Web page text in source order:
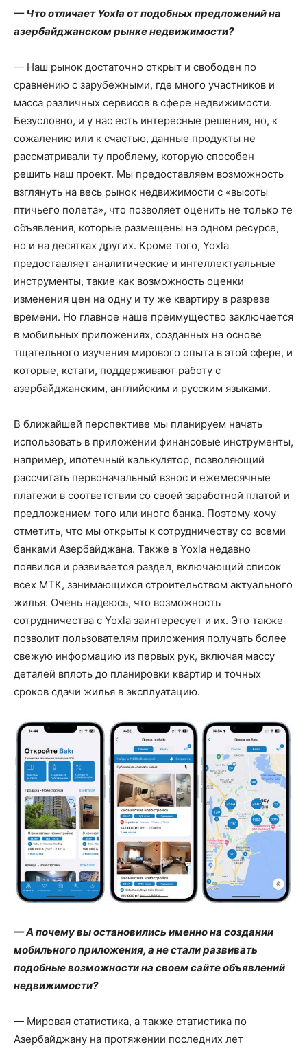
— Что отличает Yoxla от подобных предложений на
азербайджанском рынке недвижимости?
— Наш рынок достаточно открыт и свободен по
сравнению с зарубежными, где много участников и
масса различных сервисов в сфере недвижимости.
Безусловно, и у нас есть интересные решения, но, к
сожалению или к счастью, данные продукты не
рассматривали ту проблему, которую способен
решить наш проект. Мы предоставляем возможность
взглянуть на весь рынок недвижимости с «высоты
птичьего полета», что позволяет оценить не только те
объявления, которые размещены на одном ресурсе,
но и на десятках других. Кроме того, Yoxla
предоставляет аналитические и интеллектуальные
инструменты, такие как возможность оценки
изменения цен на одну и ту же квартиру в разрезе
времени. Но главное наше преимущество заключается
в мобильных приложениях, созданных на основе
тщательного изучения мирового опыта в этой сфере, и
которые, кстати, поддерживают работу с
азербайджанским, английским и русским языками.
В ближайшей перспективе мы планируем начать
использовать в приложении финансовые инструменты,
например, ипотечный калькулятор, позволяющий
рассчитать первоначальный взнос и ежемесячные
платежи в соответствии со своей заработной платой и
предложением того или иного банка. Поэтому хочу
отметить, что мы открыты к сотрудничеству со всеми
банками Азербайджана. Также в Yoxla недавно
появился и развивается раздел, включающий список
всех МТК, занимающихся строительством актуального
жилья. Очень надеюсь, что возможность
сотрудничества с Yoxla заинтересует и их. Это также
позволит пользователям приложения получать более
свежую информацию из первых рук, включая массу
деталей вплоть до планировки квартир и точных
сроков сдачи жилья в эксплуатацию.
— А почему вы остановились именно на создании
мобильного приложения, а не стали развивать
подобные возможности на своем сайте объявлений
недвижимости?
— Мировая статистика, а также статистика по
Азербайджану на протяжении последних лет